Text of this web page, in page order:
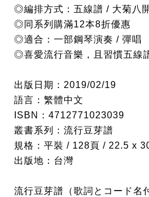
◎編排方式：五線譜 / 大菊八
◎同系列購滿12本8折優惠
◎適合：一部鋼琴演奏 / 彈唱
◎喜愛流行音樂，且習慣五線
出版日期：2019/02/19
語言：繁體中文
ISBN：4712771023039
叢書系列：流行豆芽譜
規格：平裝 / 128頁 / 22.5 x
出版地：台灣
流行豆芽譜（歌詞とコード名